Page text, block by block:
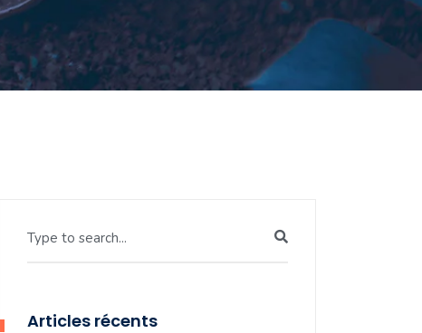
Type to search...
Articles récents